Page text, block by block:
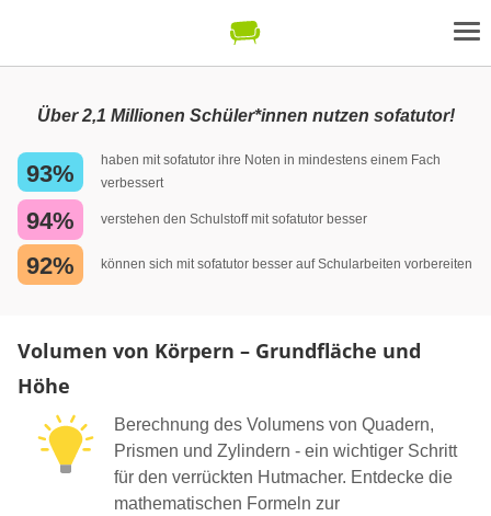
Über 2,1 Millionen Schüler*innen nutzen sofatutor!
93%
haben mit sofatutor ihre Noten in mindestens einem Fach
verbessert
94% verstehen den Schulstoff mit sofatutor besser
92% können sich mit sofatutor besser auf Schularbeiten vorbereiten
Volumen von Körpern – Grundfläche und
Höhe
Berechnung des Volumens von Quadern,
Prismen und Zylindern - ein wichtiger Schritt
für den verrückten Hutmacher. Entdecke die
mathematischen Formeln zur